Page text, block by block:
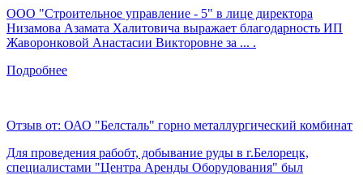
ООО "Строительное управление - 5" в лице директора
Низамова Азамата Халитовича выражает благодарность ИП
Жаворонковой Анастасии Викторовне за ... .
Подробнее
Отзыв от: ОАО "Белсталь" горно металлургический комбинат
Для проведения рабобт, добывание руды в г.Белорецк,
специалистами "Центра Аренды Оборудования" был